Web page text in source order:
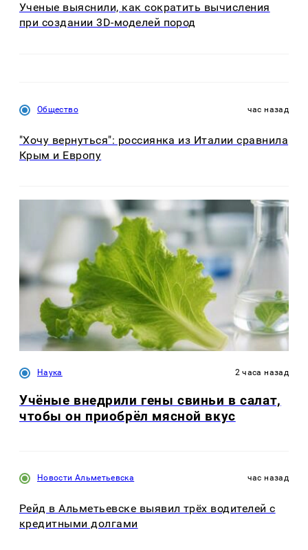
Ученые выяснили, как сократить вычисления
при создании 3D-моделей пород
Общество час назад
"Хочу вернуться": россиянка из Италии сравнила
Крым и Европу
Наука 2 часа назад
Учёные внедрили гены свиньи в салат,
чтобы он приобрёл мясной вкус
Новости Альметьевска час назад
Рейд в Альметьевске выявил трёх водителей с
кредитными долгами